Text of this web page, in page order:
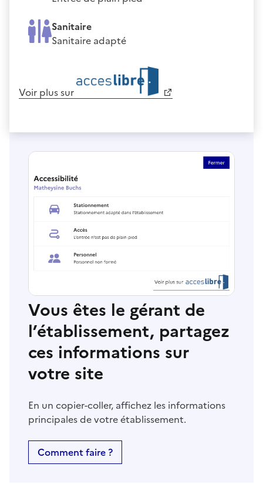
Sanitaire
Sanitaire adapté
Voir plus sur
Vous êtes le gérant de
l’établissement, partagez
ces informations sur
votre site
En un copier-coller, affichez les informations
principales de votre établissement.
Comment faire ?